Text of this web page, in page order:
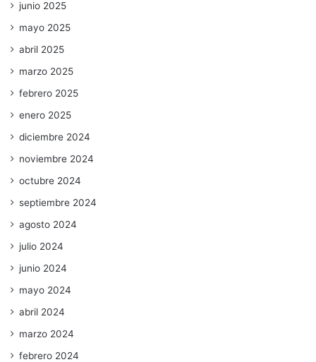
junio 2025
mayo 2025
abril 2025
marzo 2025
febrero 2025
enero 2025
diciembre 2024
noviembre 2024
octubre 2024
septiembre 2024
agosto 2024
julio 2024
junio 2024
mayo 2024
abril 2024
marzo 2024
febrero 2024